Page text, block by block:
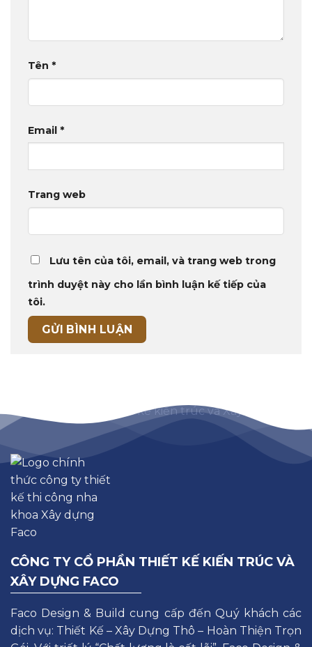
Tên *
Email *
Trang web
Lưu tên của tôi, email, và trang web trong
trình duyệt này cho lần bình luận kế tiếp của
tôi.
CÔNG TY CỔ PHẦN THIẾT KẾ KIẾN TRÚC VÀ
XÂY DỰNG FACO
Faco Design & Build cung cấp đến Quý khách các
dịch vụ: Thiết Kế – Xây Dựng Thô – Hoàn Thiện Trọn